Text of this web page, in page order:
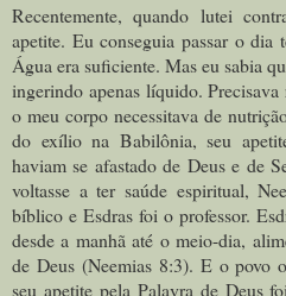
Recentemente, quando lutei
apetite. Eu conseguia passar o
Água era suficiente. Mas eu sabia
ingerindo apenas líquido.
o meu corpo necessitava de
do exílio na Babilônia, seu
haviam se afastado de Deus e de
voltasse a ter saúde espiritual,
bíblico e Esdras foi o professor.
desde a manhã até o meio-dia,
de Deus (Neemias 8:3). E o povo
seu apetite pela Palavra de Deus